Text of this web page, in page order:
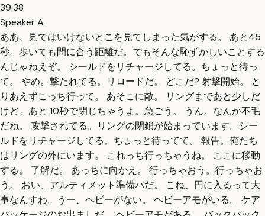
39:38
Speaker A
ああ、見てはいけないとこを見てしまった気がする。 あと45
秒。歩いても間に合う距離だ。でもそんな恥ずかしいことする
んじゃねえぞ。 シールドをリチャージしてる。ちょっと待っ
て。 やめ。撃たれてる。リロードだ。 どこだ? 射撃開始。 と
りあえずこっち行って。 あそこに敵。 リングまであと少しだ
けど、あと 10秒で閉じちゃうよ。急ごう。 うん。なんか不毛
だね。 攻撃されてる。リングの閉鎖が始まっています。シー
ルドをリチャージしてる。ちょっと待ってて。 報告。俺たち
はリングの外にいます。 これっち行っちゃうね。 ここに移動
する。 了解だ。 あっちに向かえ。 行っちゃおう。行っちゃお
う。 おい、アルティメット準備バだ。 こね、円に入るって大
事なんすわ。うー、ヘビーがない。 ヘビーアモがいる。 ケア